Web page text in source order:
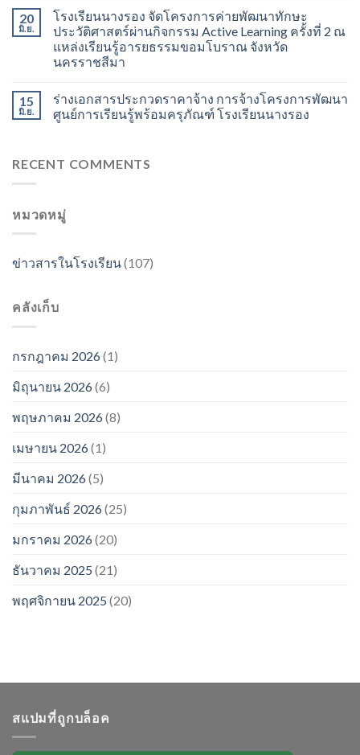
20
มิ.ย.
โรงเรียนนางรอง จัดโครงการค่ายพัฒนาทักษะ
ประวัติศาสตร์ผ่านกิจกรรม Active Learning ครั้งที่ 2 ณ
แหล่งเรียนรู้อารยธรรมขอมโบราณ จังหวัด
นครราชสีมา
15
มิ.ย.
ร่างเอกสารประกวดราคาจ้าง การจ้างโครงการพัฒนา
ศูนย์การเรียนรู้พร้อมครุภัณฑ์ โรงเรียนนางรอง
RECENT COMMENTS
หมวดหมู่
ข่าวสารในโรงเรียน(107)
คลังเก็บ
กรกฎาคม 2026(1)
มิถุนายน 2026(6)
พฤษภาคม 2026(8)
เมษายน 2026(1)
มีนาคม 2026(5)
กุมภาพันธ์ 2026(25)
มกราคม 2026(20)
ธันวาคม 2025 (21)
พฤศจิกายน 2025 (20)
สแปมที่ถูกบล็อค